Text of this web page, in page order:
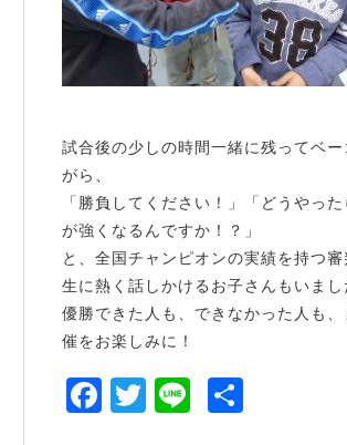
試合後の少しの時間一緒に残ってベー
がら、
「勝負してください！」「どうやっ
が強くなるんですか！？」
と、全国チャンピオンの実績を持つ
生に熱く話しかけるお子さんもいまし
優勝できた人も、できなかった人も、
催をお楽しみに！
Facebook
Twitter
Line